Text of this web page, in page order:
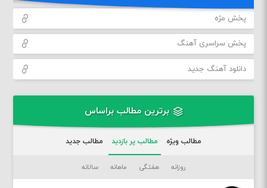
پخش مژه
پخش سراسری آهنگ
دانلود آهنگ جدید
برترین مطالب براساس
مطالب ویژه مطالب پر بازدید مطالب جدید
روزانه هفتگی ماهانه سالانه